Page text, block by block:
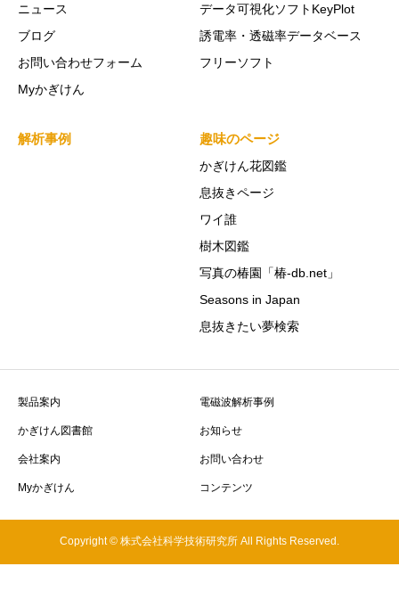
ニュース
ブログ
お問い合わせフォーム
Myかぎけん
データ可視化ソフトKeyPlot
誘電率・透磁率データベース
フリーソフト
解析事例 趣味のページ
かぎけん花図鑑
息抜きページ
ワイ誰
樹木図鑑
写真の椿園「椿-db.net」
Seasons in Japan
息抜きたい夢検索
製品案内 電磁波解析事例
かぎけん図書館 お知らせ
会社案内 お問い合わせ
Myかぎけん コンテンツ
Copyright © 株式会社科学技術研究所 All Rights Reserved.